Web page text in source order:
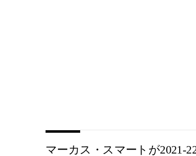
マーカス・スマートが2021-